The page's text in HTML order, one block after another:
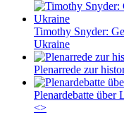
Timothy Snyder:
Ukraine
Plenarrede zur
Plenardebatte
<>